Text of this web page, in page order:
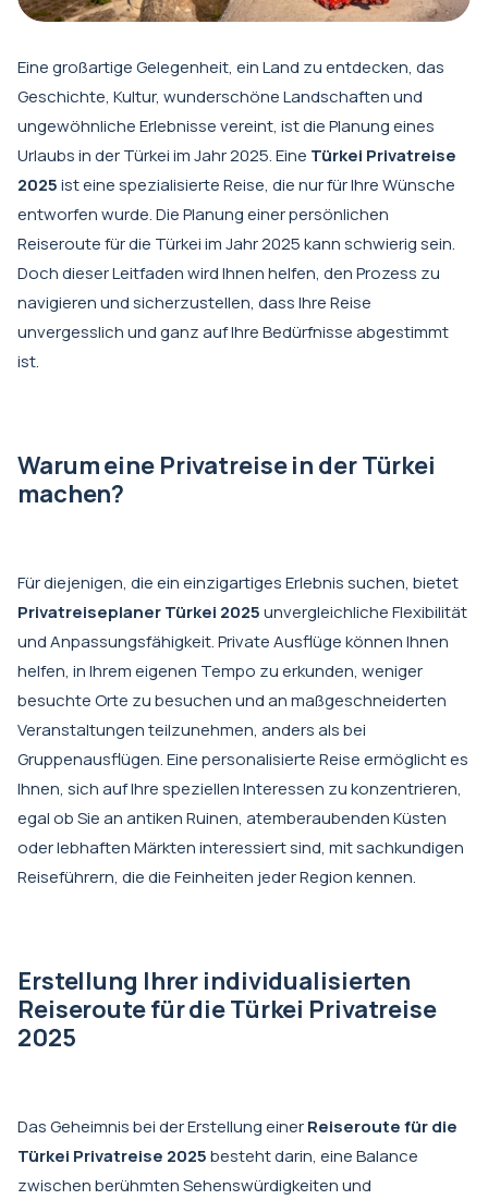
Eine großartige Gelegenheit, ein Land zu entdecken, das
Geschichte, Kultur, wunderschöne Landschaften und
ungewöhnliche Erlebnisse vereint, ist die Planung eines
Urlaubs in der Türkei im Jahr 2025. Eine Türkei Privatreise
2025ist eine spezialisierte Reise, die nur für Ihre Wünsche
entworfen wurde. Die Planung einer persönlichen
Reiseroute für die Türkei im Jahr 2025 kann schwierig sein.
Doch dieser Leitfaden wird Ihnen helfen, den Prozess zu
navigieren und sicherzustellen, dass Ihre Reise
unvergesslich und ganz auf Ihre Bedürfnisse abgestimmt
ist.
Warum eine Privatreise in der Türkei
machen?
Für diejenigen, die ein einzigartiges Erlebnis suchen, bietet
Privatreiseplaner Türkei 2025unvergleichliche Flexibilität
und Anpassungsfähigkeit. Private Ausflüge können Ihnen
helfen, in Ihrem eigenen Tempo zu erkunden, weniger
besuchte Orte zu besuchen und an maßgeschneiderten
Veranstaltungen teilzunehmen, anders als bei
Gruppenausflügen. Eine personalisierte Reise ermöglicht es
Ihnen, sich auf Ihre speziellen Interessen zu konzentrieren,
egal ob Sie an antiken Ruinen, atemberaubenden Küsten
oder lebhaften Märkten interessiert sind, mit sachkundigen
Reiseführern, die die Feinheiten jeder Region kennen.
Erstellung Ihrer individualisierten
Reiseroute für die Türkei Privatreise
2025
Das Geheimnis bei der Erstellung einerReiseroute für die
Türkei Privatreise 2025besteht darin, eine Balance
zwischen berühmten Sehenswürdigkeiten und